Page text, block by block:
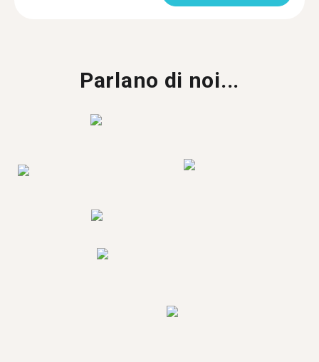
Parlano di noi...